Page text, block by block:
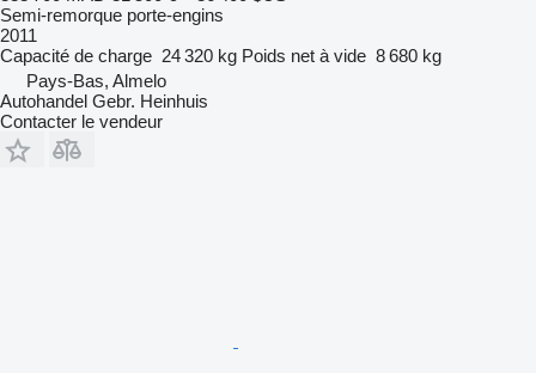
Semi-remorque porte-engins
2011
Capacité de charge 24 320 kg Poids net à vide 8 680 kg
Pays-Bas, Almelo
Autohandel Gebr. Heinhuis
Contacter le vendeur